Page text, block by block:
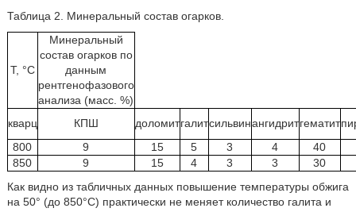
Таблица 2. Минеральный состав огарков.
T, °С
Минеральный
состав огарков по
данным
рентгенофазового
анализа (масс. %)
кварц
КПШ доломитгалитсильвинангидритгематит
800
9 15 5 3 4
40
850
9 15 4 3 3
30
Как видно из табличных данных повышение температуры обжига
на 50° (до 850°С) практически не меняет количество галита и